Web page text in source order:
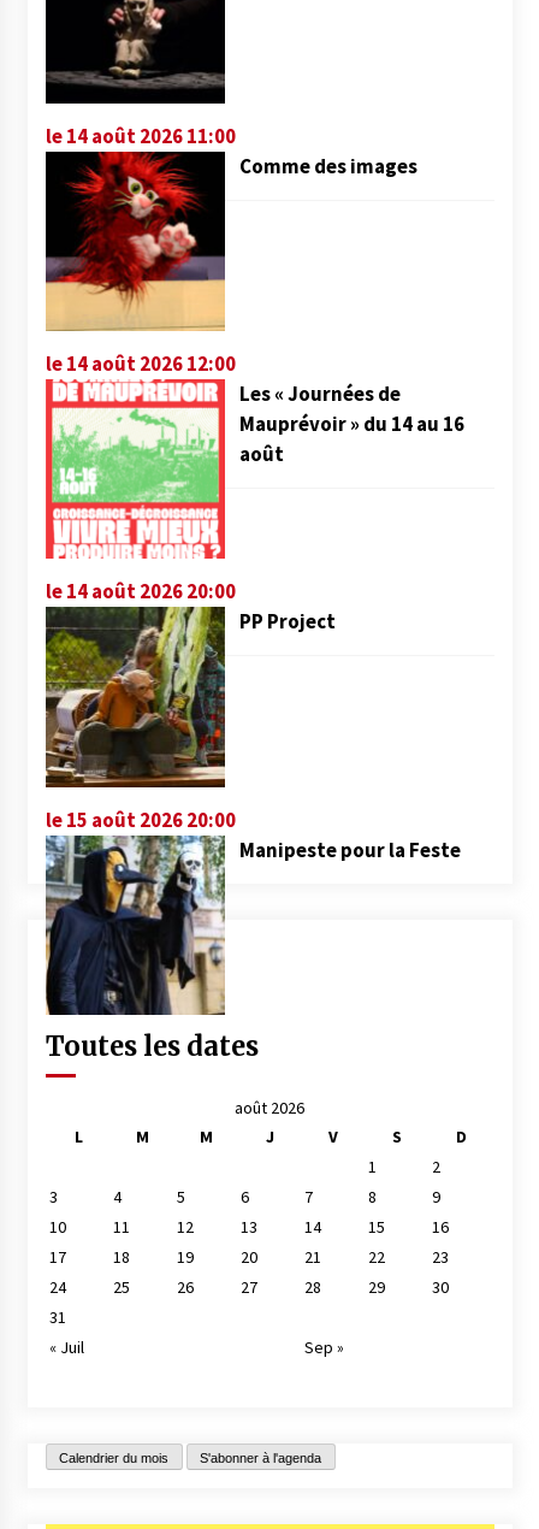
le 14 août 2026 11:00
Comme des images
le 14 août 2026 12:00
Les « Journées de
Mauprévoir » du 14 au 16
août
le 14 août 2026 20:00
PP Project
le 15 août 2026 20:00
Manipeste pour la Feste
Toutes les dates
août 2026
L
M M J V S
D
1
2
3
4 5 6 7 8
9
10
11 12 13 14 15
16
17
18 19 20 21 22
23
24
25 26 27 28 29
30
31
« Juil
Sep »
Calendrier du mois S'abonner à l'agenda